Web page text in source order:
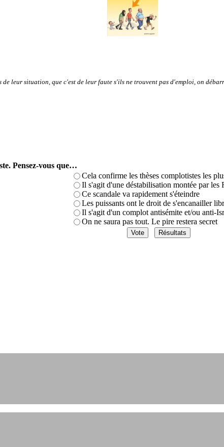
leur situation, que c'est de leur faute s'ils ne trouvent pas d'emploi, on
Pensez-vous que…
Cela confirme les thèses complotistes les
Il s'agit d'une déstabilisation montée par les
Ce scandale va rapidement s'éteindre
Les puissants ont le droit de s'encanailler
Il s'agit d'un complot antisémite et/ou anti-
On ne saura pas tout. Le pire restera secret
actions et engagements depuis 2004.